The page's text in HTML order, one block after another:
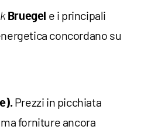
Bruegel e i principali
concordano su
.Prezzi in picchiata
forniture ancora